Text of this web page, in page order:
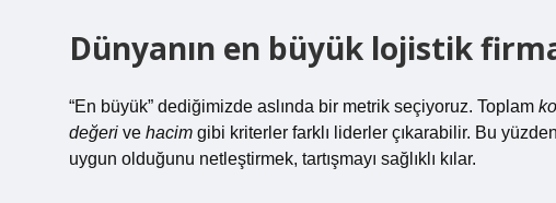
Dünyanın en büyük lojistik
“En büyük” dediğimizde aslında bir metrik seçiyoruz. Toplam
değeri ve hacim gibi kriterler farklı liderler çıkarabilir. Bu
uygun olduğunu netleştirmek, tartışmayı sağlıklı kılar.